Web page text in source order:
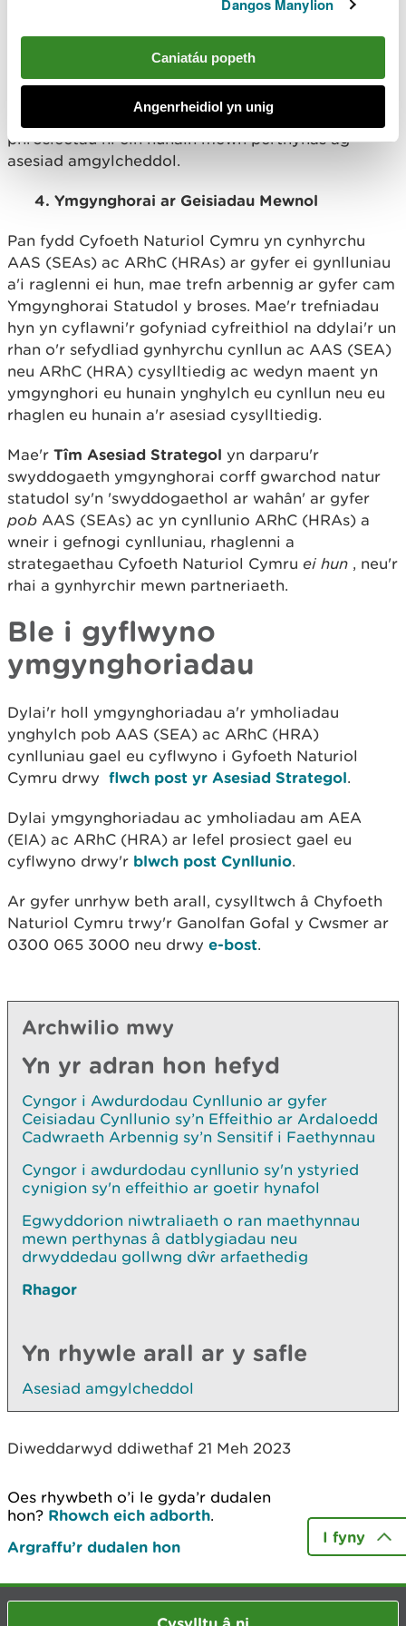
Dangos Manylion
Caniatáu popeth
Angenrheidiol yn unig
phrosiectau ei hun, er enghraifft, Cynlluniau
Adnoddau Coedwig a Chynlluniau Rheoli Perygl
chefnogaeth i'n gwneuthurwyr cynlluniau a
phrosiectau ni ein hunain mewn perthynas ag
asesiad amgylcheddol.
4. Ymgynghorai ar Geisiadau Mewnol
Pan fydd Cyfoeth Naturiol Cymru yn cynhyrchu
AAS (SEAs) ac ARhC (HRAs) ar gyfer ei gynlluniau
a'i raglenni ei hun, mae trefn arbennig ar gyfer cam
Ymgynghorai Statudol y broses. Mae'r trefniadau
hyn yn cyflawni'r gofyniad cyfreithiol na ddylai'r un
rhan o'r sefydliad gynhyrchu cynllun ac AAS (SEA)
neu ARhC (HRA) cysylltiedig ac wedyn maent yn
ymgynghori eu hunain ynghylch eu cynllun neu eu
rhaglen eu hunain a'r asesiad cysylltiedig.
Mae'r Tîm Asesiad Strategol yn darparu'r
swyddogaeth ymgynghorai corff gwarchod natur
statudol sy'n 'swyddogaethol ar wahân' ar gyfer
pob AAS (SEAs) ac yn cynllunio ARhC (HRAs) a
wneir i gefnogi cynlluniau, rhaglenni a
strategaethau Cyfoeth Naturiol Cymru ei hun , neu'r
rhai a gynhyrchir mewn partneriaeth.
Ble i gyflwyno
ymgynghoriadau
Dylai'r holl ymgynghoriadau a'r ymholiadau
ynghylch pob AAS (SEA) ac ARhC (HRA)
cynlluniau gael eu cyflwyno i Gyfoeth Naturiol
Cymru drwy flwch post yr Asesiad Strategol.
Dylai ymgynghoriadau ac ymholiadau am AEA
(EIA) ac ARhC (HRA) ar lefel prosiect gael eu
cyflwyno drwy'r blwch post Cynllunio.
Ar gyfer unrhyw beth arall, cysylltwch â Chyfoeth
Naturiol Cymru trwy'r Ganolfan Gofal y Cwsmer ar
0300 065 3000 neu drwy e-bost.
Archwilio mwy
Yn yr adran hon hefyd
Cyngor i Awdurdodau Cynllunio ar gyfer
Ceisiadau Cynllunio sy’n Effeithio ar Ardaloedd
Cadwraeth Arbennig sy’n Sensitif i Faethynnau
Cyngor i awdurdodau cynllunio sy'n ystyried
cynigion sy'n effeithio ar goetir hynafol
Egwyddorion niwtraliaeth o ran maethynnau
mewn perthynas â datblygiadau neu
drwyddedau gollwng dŵr arfaethedig
Rhagor
Yn rhywle arall ar y safle
Asesiad amgylcheddol
Diweddarwyd ddiwethaf 21 Meh 2023
Oes rhywbeth o’i le gyda’r dudalen
hon? Rhowch eich adborth.
Argraffu’r dudalen hon
I fyny
Cysylltu â ni